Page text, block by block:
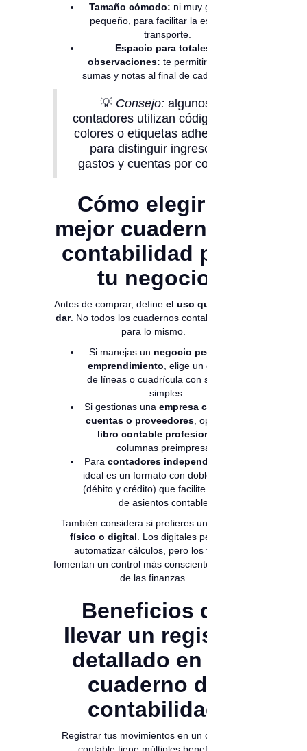
Tamaño cómodo: ni muy grande ni
pequeño, para facilitar la escritura y
transporte.
Espacio para totales y
observaciones: te permitirá realizar
sumas y notas al final de cada periodo.
💡 Consejo:algunos
contadores utilizan códigos de
colores o etiquetas adhesivas
para distinguir ingresos,
gastos y cuentas por cobrar.
Cómo elegir el
mejor cuaderno de
contabilidad para
tu negocio
Antes de comprar, define el uso que le vas a
dar. No todos los cuadernos contables sirven
para lo mismo.
Si manejas un negocio pequeño o
emprendimiento , elige un cuaderno
de líneas o cuadrícula con secciones
simples.
Si gestionas una empresa con varias
cuentas o proveedores, opta por un
libro contable profesional
columnas preimpresas.
Para contadores independientes
ideal es un formato con doble columna
(débito y crédito) que facilite el registro
de asientos contables.
También considera si prefieres un
físico o digital . Los digitales permiten
automatizar cálculos, pero los físicos
fomentan un control más consciente y manual
de las finanzas.
Beneficios de
llevar un registro
detallado en un
cuaderno de
contabilidad
Registrar tus movimientos en un cuaderno